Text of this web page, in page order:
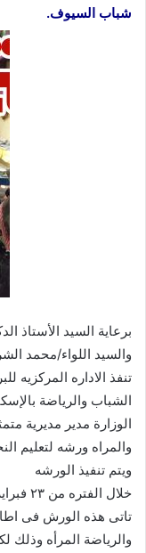
شباب السيوف.
برعاية السيد الأستاذ
والسيد اللواء/محمد
تنفذ الاداره المركزيه
الشباب والرياضة
الوزارة مدير مديرية
والمراه ورشه لتعليم
ويتم تنفيذ الورشه
خلال الفتره من ٢٣ فبراير حتى ٢٨ فبراير ٢٠٢١
تاتى هذه الورش فى
والرياضة المرأه وذلك